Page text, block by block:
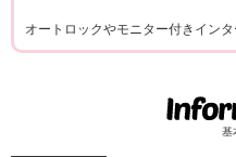
オートロックやモニター付きイン
基